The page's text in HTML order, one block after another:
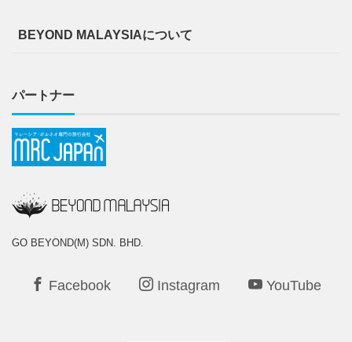
BEYOND MALAYSIAについて
パートナー
GO BEYOND(M) SDN. BHD.
Facebook Instagram YouTube